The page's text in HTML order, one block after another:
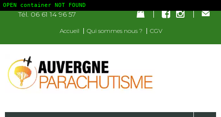
Tél. 06 61 14 96 57
Accueil Qui sommes nous ? CGV
OPEN container NOT FOUND